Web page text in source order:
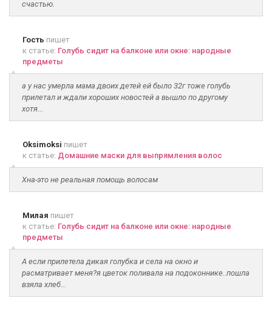
счастью.
Гость пишет
к статье: Голубь сидит на балконе или окне: народные
предметы
а у нас умерла мама двоих детей ей было 32г тоже голубь
прилетал и ждали хороших новостей а вышло по другому
хотя...
Oksimoksi пишет
к статье: Домашние маски для выпрямления волос
Хна-это не реальная помощь волосам
Милая пишет
к статье: Голубь сидит на балконе или окне: народные
предметы
А если прилетела дикая голубка и села на окно и
расматривает меня?я цветок поливала на подоконнике..пошла
взяла хлеб...